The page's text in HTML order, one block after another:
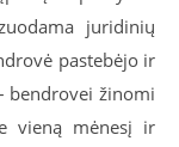
juridinių
pastebėjo ir
bendrovei žinomi
vieną mėnesį ir